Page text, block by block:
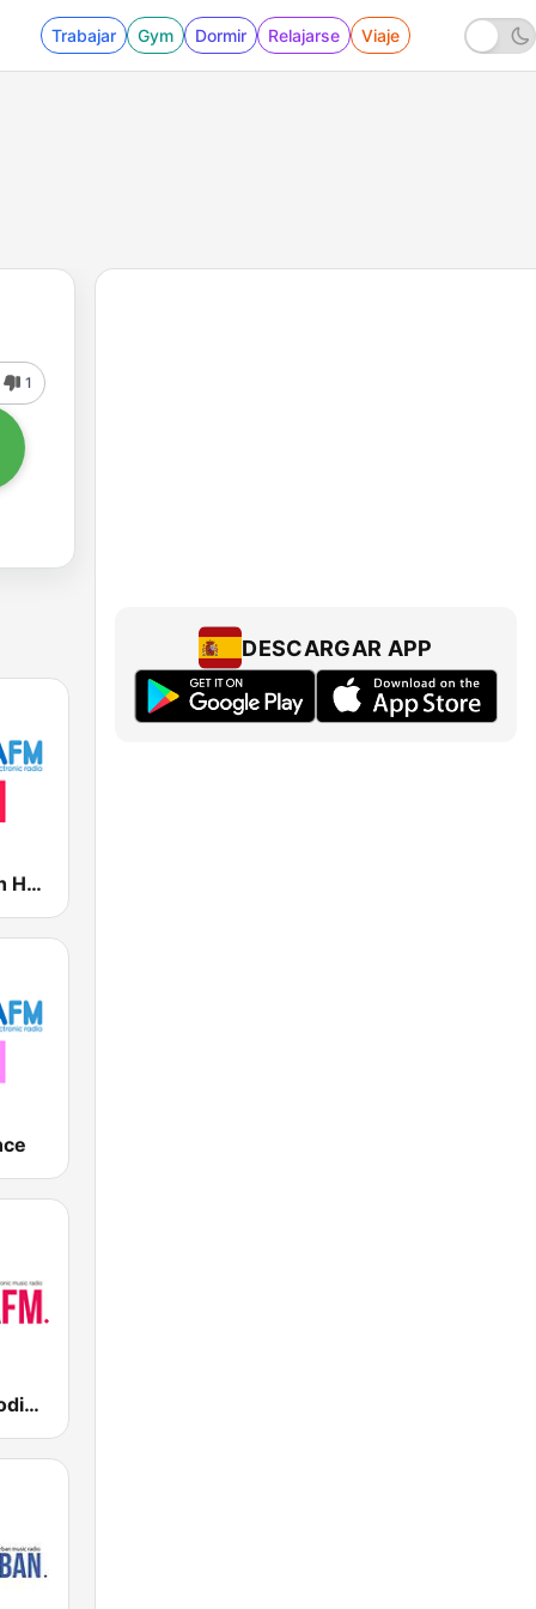
Trabajar Gym Dormir Relajarse Viaje
1
Loca FM Tech House
Loca FM Melodic Techno
DESCARGAR APP